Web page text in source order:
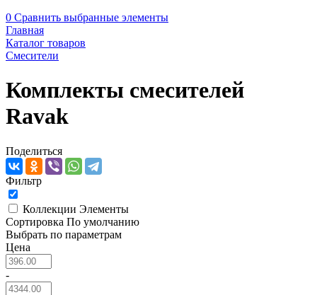
0 Сравнить выбранные элементы
Главная
Каталог товаров
Смесители
Комплекты смесителей
Ravak
Поделиться
Фильтр
Коллекции Элементы
Сортировка По умолчанию
Выбрать по параметрам
Цена
-